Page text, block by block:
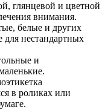
глянцевой и цветной
внимания.
белые и других
нестандартных
и
в роликах или